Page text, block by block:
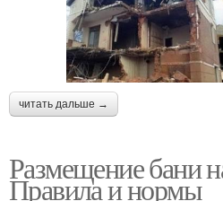
читать дальше →
Размещение бани
Правила и нормы